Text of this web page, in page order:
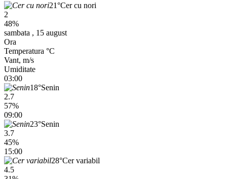
21°Cer cu nori
2
48%
sambata , 15 august
Ora
Temperatura °C
Vant, m/s
Umiditate
03:00
18°Senin
2.7
57%
09:00
23°Senin
3.7
45%
15:00
28°Cer variabil
4.5